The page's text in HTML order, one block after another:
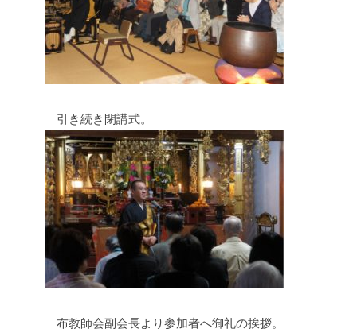
引き続き閉講式。
布教師会副会長より参加者へ御礼の挨拶。